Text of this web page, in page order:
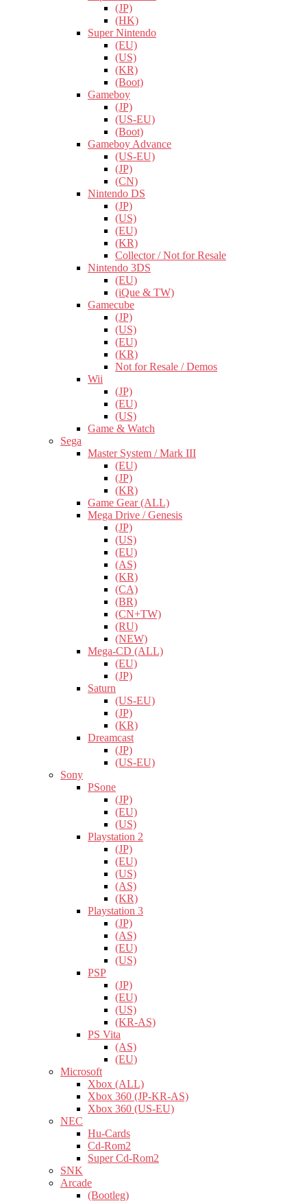
(JP)
(HK)
Super Nintendo
(EU)
(US)
(KR)
(Boot)
Gameboy
(JP)
(US-EU)
(Boot)
Gameboy Advance
(US-EU)
(JP)
(CN)
Nintendo DS
(JP)
(US)
(EU)
(KR)
Collector / Not for Resale
Nintendo 3DS
(EU)
(iQue & TW)
Gamecube
(JP)
(US)
(EU)
(KR)
Not for Resale / Demos
Wii
(JP)
(EU)
(US)
Game & Watch
Sega
Master System / Mark III
(EU)
(JP)
(KR)
Game Gear (ALL)
Mega Drive / Genesis
(JP)
(US)
(EU)
(AS)
(KR)
(CA)
(BR)
(CN+TW)
(RU)
(NEW)
Mega-CD (ALL)
(EU)
(JP)
Saturn
(US-EU)
(JP)
(KR)
Dreamcast
(JP)
(US-EU)
Sony
PSone
(JP)
(EU)
(US)
Playstation 2
(JP)
(EU)
(US)
(AS)
(KR)
Playstation 3
(JP)
(AS)
(EU)
(US)
PSP
(JP)
(EU)
(US)
(KR-AS)
PS Vita
(AS)
(EU)
Microsoft
Xbox (ALL)
Xbox 360 (JP-KR-AS)
Xbox 360 (US-EU)
NEC
Hu-Cards
Cd-Rom2
Super Cd-Rom2
SNK
Arcade
(Bootleg)